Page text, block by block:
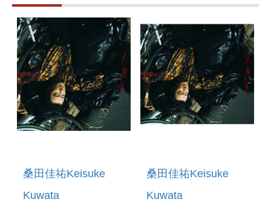
桑田佳祐Keisuke
Kuwata
桑田佳祐Keisuke
Kuwata